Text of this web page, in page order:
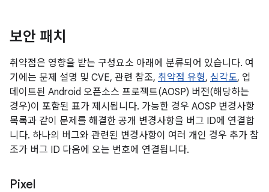
보안 패치
취약점은 영향을 받는 구성요소 아래에 분류되어 있습니다. 여
기에는 문제 설명 및 CVE, 관련 참조, 취약점 유형, 심각도, 업
데이트된 Android 오픈소스 프로젝트(AOSP) 버전(해당하는
경우)이 포함된 표가 제시됩니다. 가능한 경우 AOSP 변경사항
목록과 같이 문제를 해결한 공개 변경사항을 버그 ID에 연결합
니다. 하나의 버그와 관련된 변경사항이 여러 개인 경우 추가 참
조가 버그 ID 다음에 오는 번호에 연결됩니다.
Pixel